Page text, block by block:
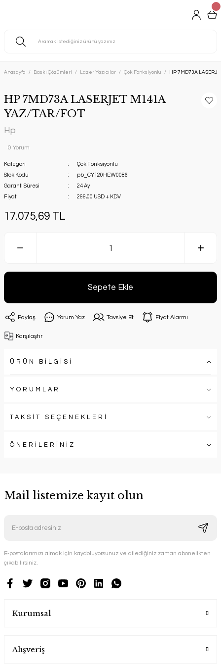
Anasayfa Baskı Çözümleri Lazer Yazıcılar Çok Fonksiyonlu HP 7MD73A
HP 7MD73A LASERJET M141A
YAZ/TAR/FOT
Hp
0 Yorum
Kategori
Çok Fonksiyonlu
Stok Kodu
pb_CY120HEW0086
Garanti Süresi
24 Ay
Fiyat
299,00 USD + KDV
17.075,69 TL
Sepete Ekle
Paylaş Yorum Yaz Tavsiye Et Fiyat Alarmı
Karşılaştır
ÜRÜN BİLGİSİ
YORUMLAR
TAKSİT SEÇENEKLERİ
ÖNERİLERİNİZ
Mail listemize kayıt olun
E-postalarımızı almak için kaydoluyorsunuz ve dilediğiniz zaman abonelikten
çıkabilirsiniz.
Kurumsal
Alışveriş